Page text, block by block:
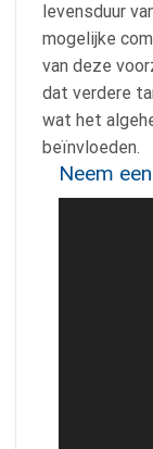
levensduur
mogelijke
van deze
dat verdere
wat het
beïnvloeden.
Neem